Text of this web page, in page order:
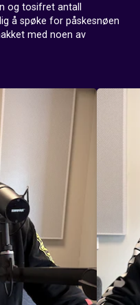
og tosifret antall
å spøke for påskesnøen
med noen av